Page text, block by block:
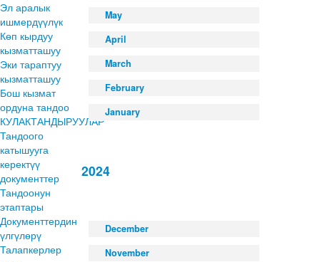
Эл аралык
ишмердүүлүк
Көп кырдуу
кызматташуу
Эки тараптуу
кызматташуу
Бош кызмат
ордуна тандоо
КУЛАКТАНДЫРУУЛАР
Тандоого
катышууга
керектүү
документтер
Тандоонун
этаптары
Документтердин
үлгүлөрү
Талапкерлер
May
April
March
February
January
2024
December
November